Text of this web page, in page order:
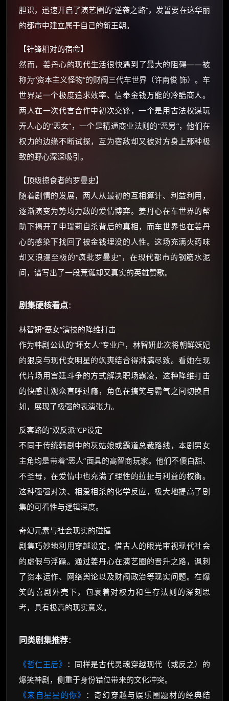
胆识，迅速开启了演艺圈的“逆袭之路”，发誓要在这华丽
的都市中建立属于自己的新王朝。
【针锋相对的宿命】
然而，姜丹心的现代生活很快遇到了最大的阻碍——被
称为“资本主义怪物”的财阀三代车世界（许南俊 饰）。车
世界是一个极度追求效率、信奉金钱万能的冷酷商人。
两人在一次代言合作中初次交锋，一个是用古法权谋玩
弄人心的“恶女”，一个是精通商业法则的“恶男”，他们在
权力的边缘不断试探，互为宿敌却又被对方身上那种极
致的野心深深吸引。
【顶级掠食者的罗曼史】
随着剧情的发展，两人从最初的互相算计、利益利用，
逐渐演变为势均力敌的爱情博弈。姜丹心在车世界的帮
助下揭开了申瑞莉自杀背后的真相，而车世界也在姜丹
心的感染下找回了被金钱埋没的人性。这场充满火药味
却又浪漫至极的“疯批罗曼史”，在现代都市的钢筋水泥
间，谱写出了一段荒诞却又真实的英雄赞歌。
剧集硬核看点：
林智妍“恶女”演技的降维打击
作为韩剧公认的“坏女人”专业户，林智妍此次将朝鲜妖妃
的狠戾与现代女明星的飒爽结合得淋漓尽致。看她在现
代片场用宫廷斗争的方式解决职场霸凌，这种降维打击
的快感让观众直呼过瘾，角色在搞笑与霸气之间切换自
如，展现了极强的表演张力。
反套路的“双反派”CP设定
不同于传统韩剧中的灰姑娘或霸道总裁路线，本剧男女
主角均是带着“恶人”面具的高智商玩家。他们不傻白甜、
不圣母，在爱情中也充满了理性的拉扯与利益的权衡。
这种强强对决、相爱相杀的化学反应，极大地提高了剧
集的可看性与逻辑深度。
奇幻元素与社会现实的碰撞
剧集巧妙地利用穿越设定，借古人的眼光审视现代社会
的虚假与浮躁。通过姜丹心在演艺圈的晋升之路，讽刺
了资本运作、网络舆论以及财阀政治等现实问题。在爆
笑的喜剧外壳下，包裹着对权力和生存法则的深刻思
考，具有极高的现实意义。
同类剧集推荐：
《哲仁王后》 ：同样是古代灵魂穿越现代（或反之）的
爆笑神剧，侧重于身份错位带来的文化冲突。
《来自星星的你》 ：奇幻穿越与娱乐圈题材的经典结
你需要的各种会员，都可低价购买！
如夸克12个月送14天 最低75元！
优惠券、活动红包，每日可领。
⚡ 前往【大淘客】领红包
☕ 海外大侠？通过 Ko-fi 赐茶